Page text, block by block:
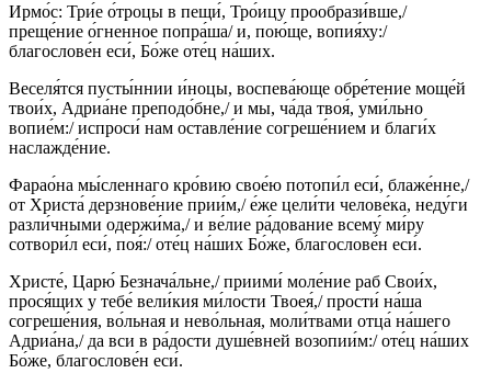
Ирмо́с: Три́е о́троцы в пещи́, Тро́ицу прообрази́вше,/
преще́ние о́гненное попра́ша/ и, пою́ще, вопия́ху:/
благослове́н еси́, Бо́же оте́ц на́ших.
Веселя́тся пусты́ннии и́ноцы, воспева́юще обре́тение моще́й
твои́х, Адриа́не преподо́бне,/ и мы, ча́да твоя́, уми́льно
вопие́м:/ испроси́ нам оставле́ние согреше́нием и благи́х
наслажде́ние.
Фарао́на мы́сленнаго кро́вию свое́ю потопи́л еси́, блаже́нне,/
от Христа́ дерзнове́ние прии́м,/ е́же цели́ти челове́ка, неду́ги
разли́чными одержи́ма,/ и ве́лие ра́дование всему́ ми́ру
сотвори́л еси́, поя́:/ оте́ц на́ших Бо́же, благослове́н еси́.
Христе́, Царю́ Безнача́льне,/ приими́ моле́ние раб Свои́х,
прося́щих у тебе́ вели́кия ми́лости Твоея́,/ прости́ на́ша
согреше́ния, во́льная и нево́льная, моли́твами отца́ на́шего
Адриа́на,/ да вси в ра́дости душе́вней возопии́м:/ оте́ц на́ших
Бо́же, благослове́н еси́.